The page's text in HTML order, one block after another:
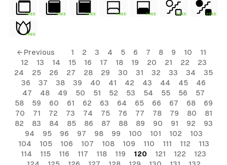
FREE FREE FREE FREE FREE FREE FREE
FREE
← Previous 1 2 3 4 5 6 7 8 9 10
11
12
13 14 15 16 17 18 19 20 21 22
23
24
25 26 27 28 29 30 31 32 33 34
35
36
37 38 39 40 41 42 43 44 45
46
47
48 49 50 51 52 53 54 55 56
57
58
59 60 61 62 63 64 65 66 67 68
69
70
71 72 73 74 75 76 77 78 79 80
81
82
83 84 85 86 87 88 89 90 91 92
93
94
95 96 97 98 99 100 101 102
103
104
105 106 107 108 109 110 111 112
113
114
115 116 117 118 119 120 121 122
123